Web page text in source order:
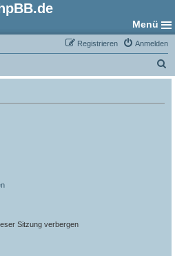
Menü
Anmelden
Registrieren
u
Sitzung verbergen